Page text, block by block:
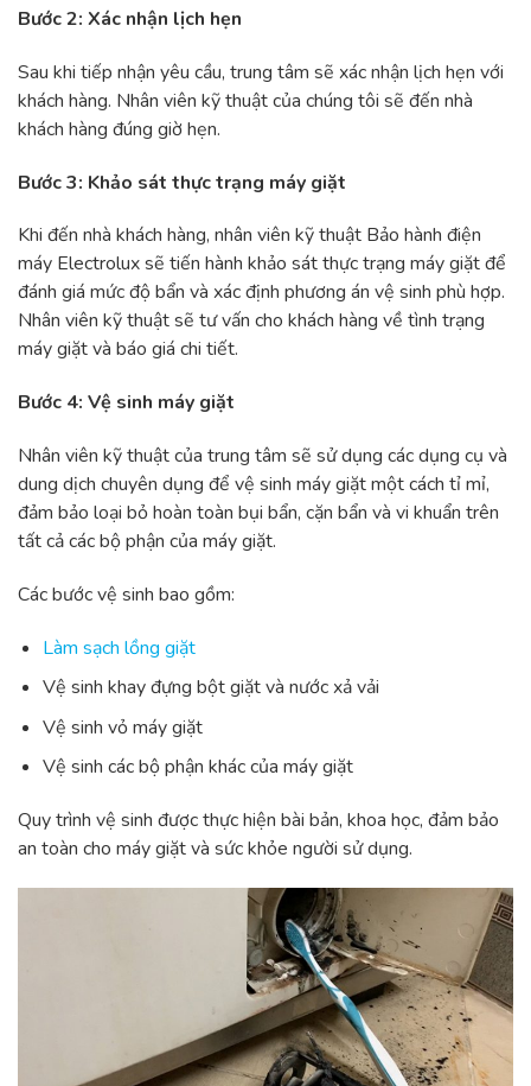
Bước 2: Xác nhận lịch hẹn
Sau khi tiếp nhận yêu cầu, trung tâm sẽ xác nhận lịch hẹn với
khách hàng. Nhân viên kỹ thuật của chúng tôi sẽ đến nhà
khách hàng đúng giờ hẹn.
Bước 3: Khảo sát thực trạng máy giặt
Khi đến nhà khách hàng, nhân viên kỹ thuật Bảo hành điện
máy Electrolux sẽ tiến hành khảo sát thực trạng máy giặt để
đánh giá mức độ bẩn và xác định phương án vệ sinh phù hợp.
Nhân viên kỹ thuật sẽ tư vấn cho khách hàng về tình trạng
máy giặt và báo giá chi tiết.
Bước 4: Vệ sinh máy giặt
Nhân viên kỹ thuật của trung tâm sẽ sử dụng các dụng cụ và
dung dịch chuyên dụng để vệ sinh máy giặt một cách tỉ mỉ,
đảm bảo loại bỏ hoàn toàn bụi bẩn, cặn bẩn và vi khuẩn trên
tất cả các bộ phận của máy giặt.
Các bước vệ sinh bao gồm:
Làm sạch lồng giặt
Vệ sinh khay đựng bột giặt và nước xả vải
Vệ sinh vỏ máy giặt
Vệ sinh các bộ phận khác của máy giặt
Quy trình vệ sinh được thực hiện bài bản, khoa học, đảm bảo
an toàn cho máy giặt và sức khỏe người sử dụng.